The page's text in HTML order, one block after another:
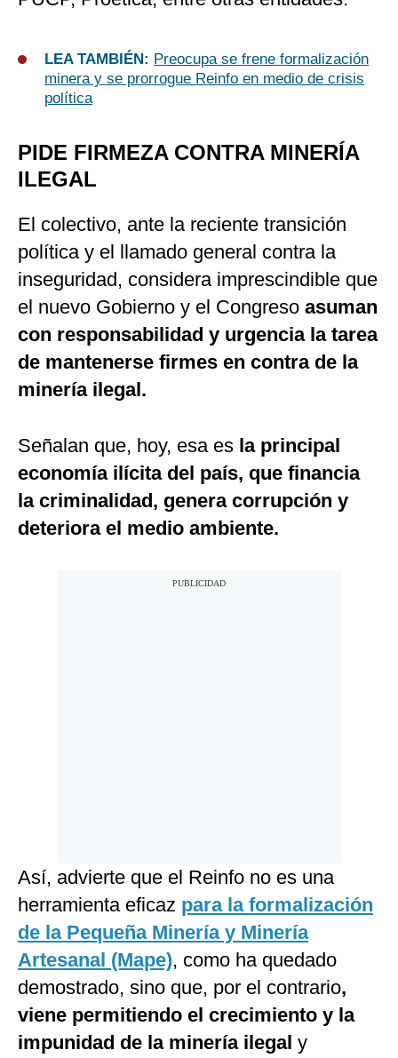
LEA TAMBIÉN: Preocupa se frene formalización
minera y se prorrogue Reinfo en medio de crisis
política
PIDE FIRMEZA CONTRA MINERÍA
ILEGAL
El colectivo, ante la reciente transición
política y el llamado general contra la
inseguridad, considera imprescindible que
el nuevo Gobierno y el Congreso asuman
con responsabilidad y urgencia la tarea
de mantenerse firmes en contra de la
minería ilegal.
Señalan que, hoy, esa es la principal
economía ilícita del país, que financia
la criminalidad, genera corrupción y
deteriora el medio ambiente.
Así, advierte que el Reinfo no es una
herramienta eficaz para la formalización
de la Pequeña Minería y Minería
Artesanal (Mape), como ha quedado
demostrado, sino que, por el contrario,
viene permitiendo el crecimiento y la
impunidad de la minería ilegal y